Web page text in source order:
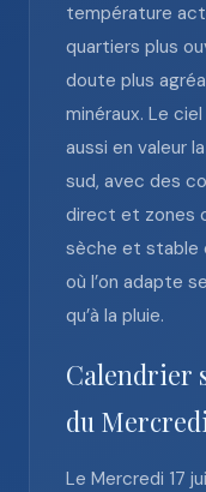
température
quartiers plus
doute plus
minéraux. Le
aussi en valeur
sud, avec des
direct et zones
sèche et stable
où l’on adapte
qu’à la pluie.
Calendrier
du
Le Mercredi 17